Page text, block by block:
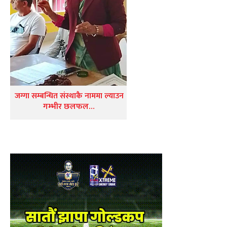
जग्गा सम्बन्धित संस्थाकै नाममा ल्याउन
गम्भीर छलफल…